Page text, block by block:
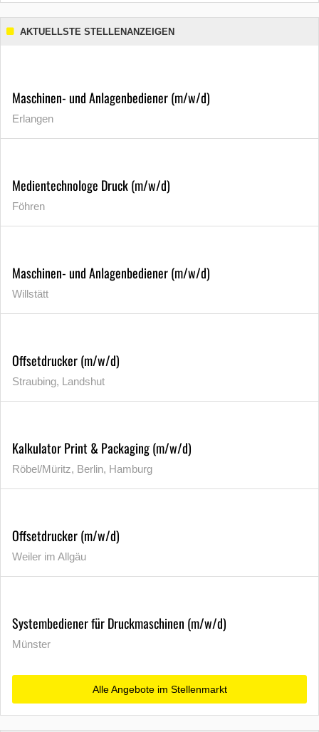
AKTUELLSTE STELLENANZEIGEN
Maschinen- und Anlagenbediener (m/w/d)
Erlangen
Medientechnologe Druck (m/w/d)
Föhren
Maschinen- und Anlagenbediener (m/w/d)
Willstätt
Offsetdrucker (m/w/d)
Straubing, Landshut
Kalkulator Print & Packaging (m/w/d)
Röbel/Müritz, Berlin, Hamburg
Offsetdrucker (m/w/d)
Weiler im Allgäu
Systembediener für Druckmaschinen (m/w/d)
Münster
Alle Angebote im Stellenmarkt